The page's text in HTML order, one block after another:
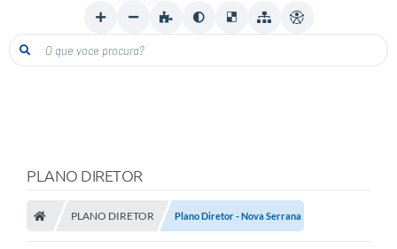
O que voce procura?
PLANO DIRETOR
PLANO DIRETOR Plano Diretor - Nova Serrana